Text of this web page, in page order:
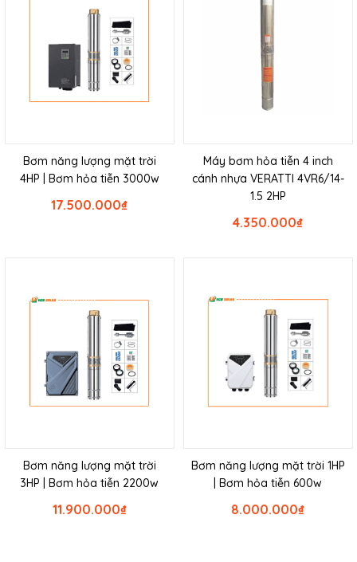
Bơm năng lượng mặt trời
4HP | Bơm hỏa tiễn 3000w
₫
17.500.000
Máy bơm hỏa tiễn 4 inch
cánh nhựa VERATTI 4VR6/14-
1.5 2HP
₫
4.350.000
Bơm năng lượng mặt trời
3HP | Bơm hỏa tiễn 2200w
₫
11.900.000
Bơm năng lượng mặt trời 1HP
| Bơm hỏa tiễn 600w
₫
8.000.000